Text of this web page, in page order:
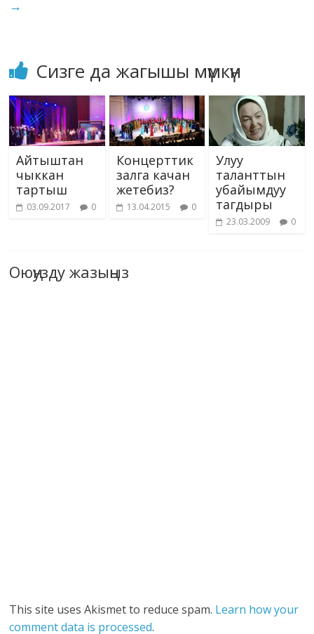
→
Сизге да жагышы мүмкүн
Айтыштан
чыккан
тартыш
03.09.2017 0
Концерттик
залга качан
жетебиз?
13.04.2015 0
Улуу
таланттын
убайымдуу
тагдыры
23.03.2009 0
Оюңузду жазыңыз
This site uses Akismet to reduce spam. Learn how your
comment data is processed.